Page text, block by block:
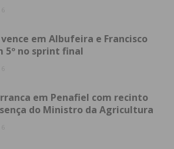
Imediato
newsletter por e-mail e
atualizada.
em Albufeira e Francisco
5º no sprint final
em Penafiel com recinto
do Ministro da Agricultura